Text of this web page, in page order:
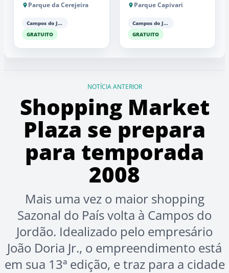
Parque da Cerejeira
Campos do Jordão
GRATUITO
Parque Capivari
Campos do Jordão
GRATUITO
NOTÍCIA ANTERIOR
Shopping Market
Plaza se prepara
para temporada
2008
Mais uma vez o maior shopping
Sazonal do País volta à Campos do
Jordão. Idealizado pelo empresário
João Doria Jr., o empreendimento está
em sua 13ª edição, e traz para a cidade